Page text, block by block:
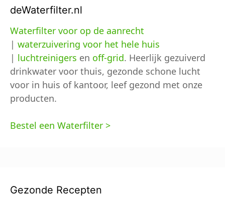
deWaterfilter.nl
Waterfilter voor op de aanrecht
| waterzuivering voor het hele huis
| luchtreinigers en off-grid. Heerlijk gezuiverd
drinkwater voor thuis, gezonde schone lucht
voor in huis of kantoor, leef gezond met onze
producten.
Bestel een Waterfilter >
Gezonde Recepten